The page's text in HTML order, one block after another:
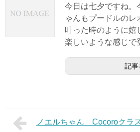
今日は七夕ですね。
ゃんもプードルのレ
叶った時のように嬉
楽しいような感じで
記事
ノエルちゃん Cocoroクラ